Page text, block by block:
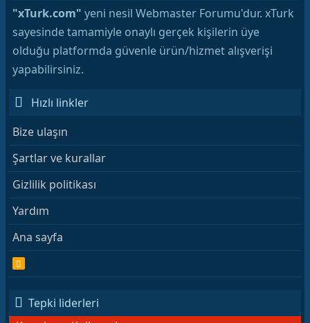
"xTurk.com" yeni nesil Webmaster Forumu'dur. xTurk
sayesinde tamamiyle onaylı gerçek kişilerin üye
olduğu platformda güvenle ürün/hizmet alışverişi
yapabilirsiniz.
Hızlı linkler
Bize ulaşın
Şartlar ve kurallar
Gizlilik politikası
Yardım
Ana sayfa
R
S
Tepki liderleri